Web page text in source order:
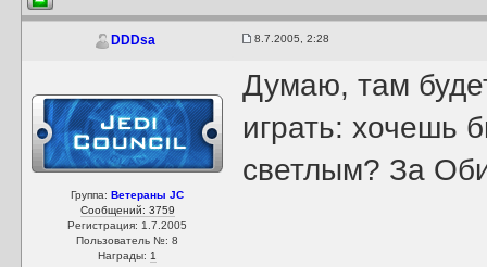
DDDsa 8.7.2005, 2:28
Группа:Ветераны JC
Сообщений: 3759
Регистрация: 1.7.2005
Пользователь №: 8
Награды: 1
Думаю, там
играть: хочешь
светлым? За